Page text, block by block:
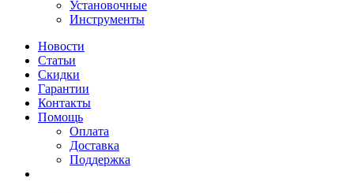
Установочные
Инструменты
Новости
Статьи
Скидки
Гарантии
Контакты
Помощь
Оплата
Доставка
Поддержка